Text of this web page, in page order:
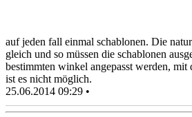
auf jeden fall einmal schablonen. Die
gleich und so müssen die schablonen
bestimmten winkel angepasst werden, mit
ist es nicht möglich.
25.06.2014 09:29 •